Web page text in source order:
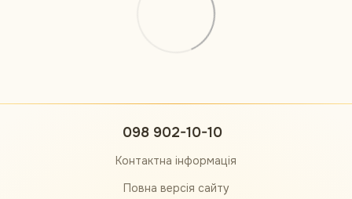
098 902-10-10
Контактна інформація
Повна версія сайту